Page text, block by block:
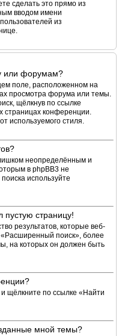
сделать это прямо из
вводом имени
из
или форумам?
поле, расположенном на
просмотра форума или темы.
щёлкнув по ссылке
страницах конференции.
используемого стиля.
неопределённым и
в phpBB3 не
используйте
пустую страницу!
результатов, которые веб-
«Расширенный поиск», более
на которых он должен быть
щёлкните по ссылке «Найти
мной темы?